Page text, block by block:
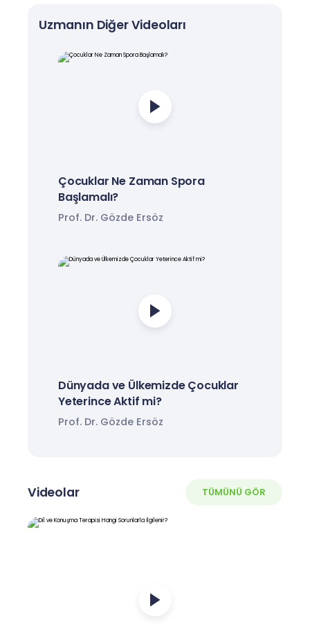
Uzmanın Diğer Videoları
Çocuklar Ne Zaman Spora
Başlamalı?
Prof. Dr. Gözde Ersöz
Dünyada ve Ülkemizde Çocuklar
Yeterince Aktif mi?
Prof. Dr. Gözde Ersöz
Videolar TÜMÜNÜ GÖR